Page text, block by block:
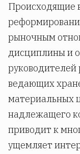
Происходящие
рыночным
дисциплины и
руководителей
ведающих
материальных
надлежащего
приводит к
ущемляет